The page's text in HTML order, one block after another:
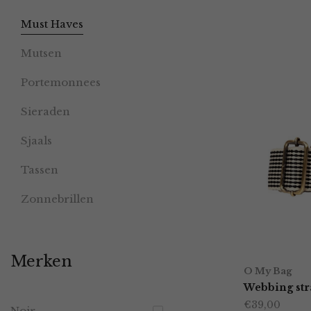
O My Bag
Webbing
€39,00
Must Haves
Mutsen
Portemonnees
Sieraden
Sjaals
Tassen
Zonnebrillen
Merken